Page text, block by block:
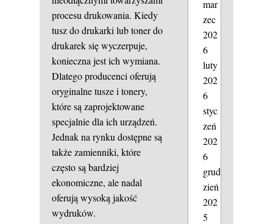
procesu drukowania. Kiedy
tusz do drukarki lub toner do
drukarek się wyczerpuje,
konieczna jest ich wymiana.
Dlatego producenci oferują
oryginalne tusze i tonery,
które są zaprojektowane
specjalnie dla ich urządzeń.
Jednak na rynku dostępne są
także zamienniki, które
często są bardziej
ekonomiczne, ale nadal
oferują wysoką jakość
wydruków.
mar
zec
202
6
luty
202
6
styc
zeń
202
6
grud
zień
202
5